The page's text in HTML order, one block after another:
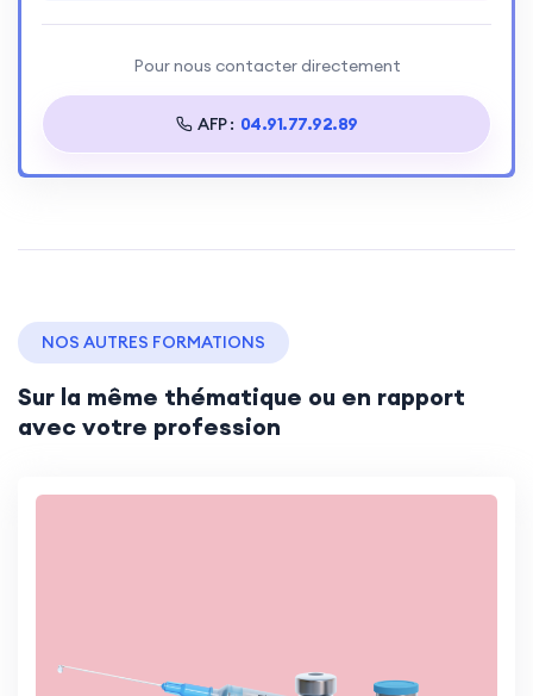
Pour nous contacter directement
AFP : 04.91.77.92.89
NOS AUTRES FORMATIONS
Sur la même thématique ou en rapport
avec votre profession